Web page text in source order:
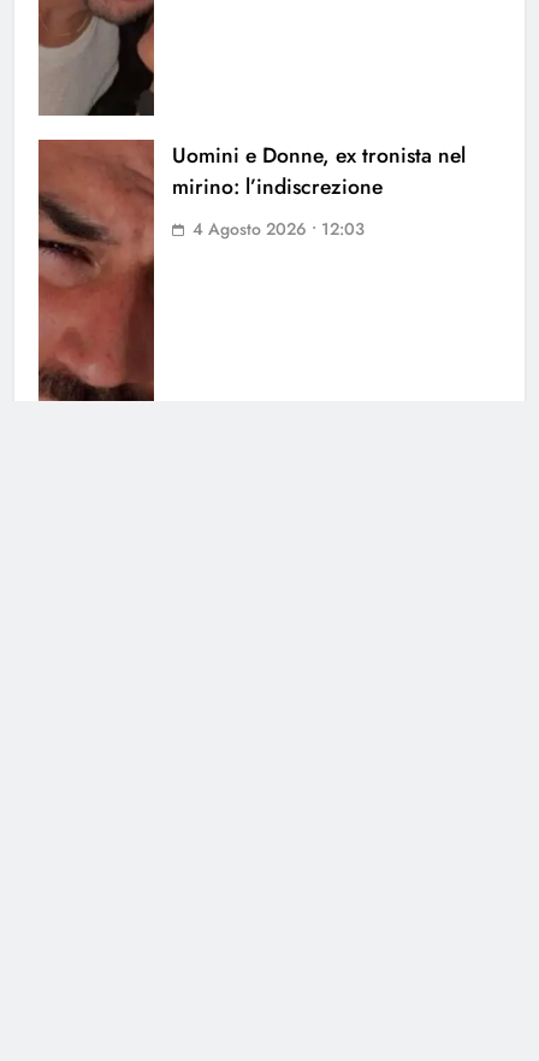
Uomini e Donne, ex tronista nel
mirino: l’indiscrezione
4 Agosto 2026 • 12:03